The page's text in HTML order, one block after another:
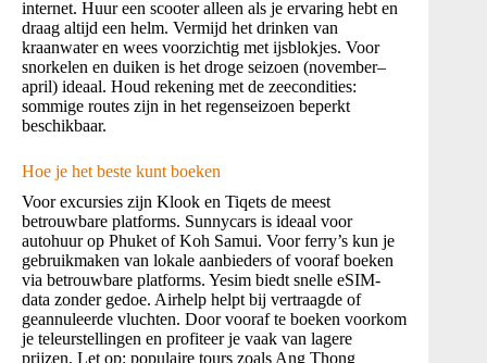
internet. Huur een scooter alleen als je ervaring hebt en
draag altijd een helm. Vermijd het drinken van
kraanwater en wees voorzichtig met ijsblokjes. Voor
snorkelen en duiken is het droge seizoen (november–
april) ideaal. Houd rekening met de zeecondities:
sommige routes zijn in het regenseizoen beperkt
beschikbaar.
Hoe je het beste kunt boeken
Voor excursies zijn Klook en Tiqets de meest
betrouwbare platforms. Sunnycars is ideaal voor
autohuur op Phuket of Koh Samui. Voor ferry’s kun je
gebruikmaken van lokale aanbieders of vooraf boeken
via betrouwbare platforms. Yesim biedt snelle eSIM-
data zonder gedoe. Airhelp helpt bij vertraagde of
geannuleerde vluchten. Door vooraf te boeken voorkom
je teleurstellingen en profiteer je vaak van lagere
prijzen. Let op: populaire tours zoals Ang Thong